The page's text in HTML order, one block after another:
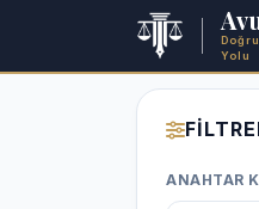
Yolu
ANAHTAR